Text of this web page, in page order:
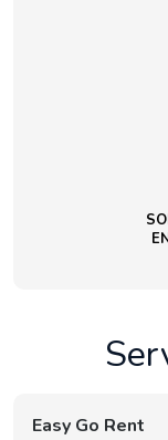
Easy Go Rent